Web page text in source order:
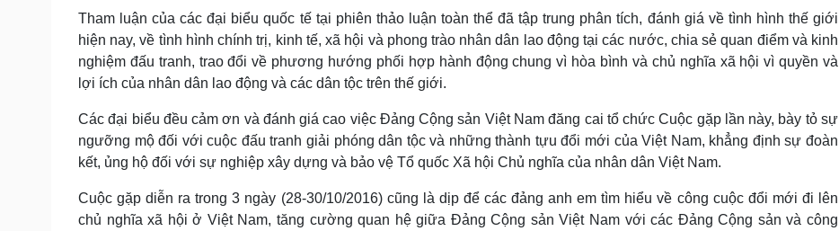
Tham luận của các đại biểu quốc tế tại phiên thảo luận toàn thể đã tập trung phân tích, đánh giá về tình hình thế giới
hiện nay, về tình hình chính trị, kinh tế, xã hội và phong trào nhân dân lao động tại các nước, chia sẻ quan điểm và kinh
nghiệm đấu tranh, trao đổi về phương hướng phối hợp hành động chung vì hòa bình và chủ nghĩa xã hội vì quyền và
lợi ích của nhân dân lao động và các dân tộc trên thế giới.
Các đại biểu đều cảm ơn và đánh giá cao việc Đảng Cộng sản Việt Nam đăng cai tổ chức Cuộc gặp lần này, bày tỏ sự
ngưỡng mộ đối với cuộc đấu tranh giải phóng dân tộc và những thành tựu đổi mới của Việt Nam, khẳng định sự đoàn
kết, ủng hộ đối với sự nghiệp xây dựng và bảo vệ Tổ quốc Xã hội Chủ nghĩa của nhân dân Việt Nam.
Cuộc gặp diễn ra trong 3 ngày (28-30/10/2016) cũng là dịp để các đảng anh em tìm hiểu về công cuộc đổi mới đi lên
chủ nghĩa xã hội ở Việt Nam, tăng cường quan hệ giữa Đảng Cộng sản Việt Nam với các Đảng Cộng sản và công